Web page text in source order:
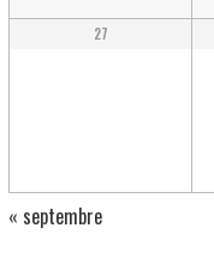
27
« septembre